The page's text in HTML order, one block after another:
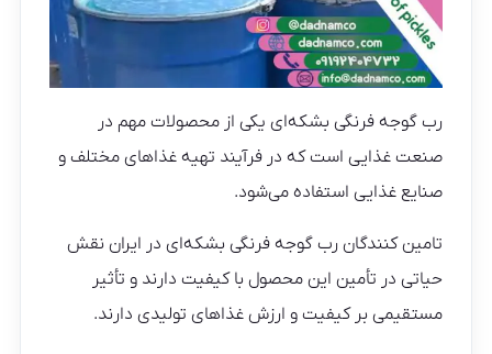
رب گوجه فرنگی بشکه‌ای یکی از محصولات مهم در
صنعت غذایی است که در فرآیند تهیه غذاهای مختلف و
صنایع غذایی استفاده می‌شود.
تامین کنندگان رب گوجه فرنگی بشکه‌ای در ایران نقش
حیاتی در تأمین این محصول با کیفیت دارند و تأثیر
مستقیمی بر کیفیت و ارزش غذاهای تولیدی دارند.